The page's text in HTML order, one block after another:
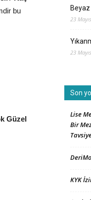
bu
Güzel
23
23
Son
Lise
Bir
KYK